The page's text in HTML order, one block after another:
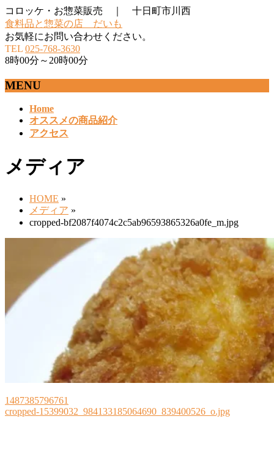
コロッケ・お惣菜販売 ｜ 十日町市川西
食料品と惣菜の店 だいも
お気軽にお問い合わせください。
TEL 025-768-3630
8時00分～20時00分
MENU
を
飛
Home
オススメの商品紹介
アクセス
メディア
HOME »
メディア »
cropped-bf2087f4074c2c5ab96593865326a0fe_m.jpg
1487385796761
cropped-15399032_984133185064690_839400526_o.jpg